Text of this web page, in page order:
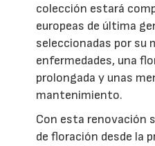
colección estará
europeas de última
seleccionadas por su
enfermedades, una
prolongada y unas
mantenimiento.
Con esta renovación
de floración desde la